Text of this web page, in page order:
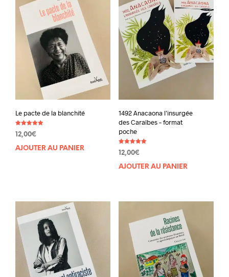
Le pacte de la blanchité
Note
5.00
12,00€
AJOUTER AU PANIER
1492 Anacaona l’insurgée
des Caraïbes – format
poche
Note
5.00
12,00€
AJOUTER AU PANIER